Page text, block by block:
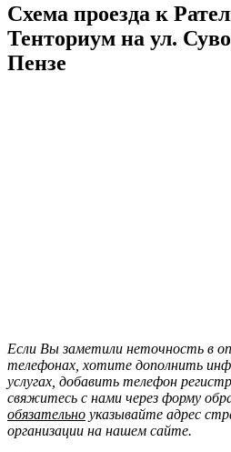
Схема проезда к
Тенториум на ул.
Пензе
Если Вы заметили неточность в
телефонах, хотите дополнить
услугах, добавить телефон
свяжитесь с нами через форму
обязательно указывайте адрес
организации на нашем сайте.